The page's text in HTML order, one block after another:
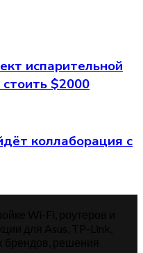
испарительной
$2000
коллаборация с